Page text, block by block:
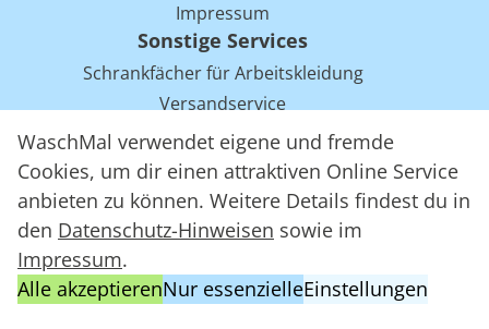
WaschMal verwendet eigene und fremde
Cookies, um dir einen attraktiven Online Service
anbieten zu können. Weitere Details findest du in
den Datenschutz-Hinweisen sowie im
Impressum.
Alle akzeptierenNur essenzielleEinstellungen
Impressum
Sonstige Services
Schrankfächer für Arbeitskleidung
Versandservice
Einsparpotentiale für Mietwäsche bei Arbeitskleidung
Arbeitskleidung Tracking mit RFID
WaschMal GmbH 2016 – 2026
Datenschutz
Allgemeine Geschäftsbedingungen